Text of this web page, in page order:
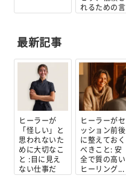
れるための言
葉...
最新記事
ヒーラーが
「怪しい」と
思われないた
めに大切なこ
と :目に見え
ない仕事だ
か...
ヒーラーがセ
ッション前後
に整えておく
べきこと: 安
全で質の高い
ヒーリング...